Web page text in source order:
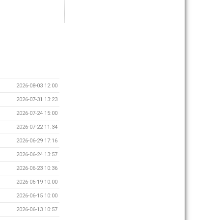
2026-08-03 12:00
2026-07-31 13:23
2026-07-24 15:00
2026-07-22 11:34
2026-06-29 17:16
2026-06-24 13:57
2026-06-23 10:36
2026-06-19 10:00
2026-06-15 10:00
2026-06-13 10:57